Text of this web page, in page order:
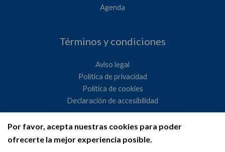
Por favor, acepta nuestras cookies para poder
ofrecerte la mejor experiencia posible.
Agenda
Términos y condiciones
Aviso legal
Política de privacidad
Política de cookies
Declaración de accesibilidad
Ayuntamiento de Madrid